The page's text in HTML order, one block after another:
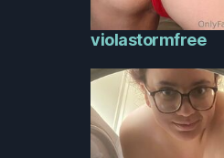
violastormfree